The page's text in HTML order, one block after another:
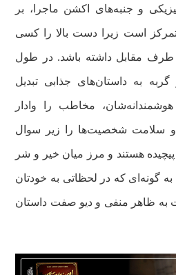
و جنبه‌های اکشن ماجرا، بر
است زیرا دست بالا را کسی
طرف مقابل داشته باشد. در طول
به داستان‌های جذابی تبدیل
مخاطب را وادار
سلامت شخصیت‌ها را زیر سوال
پیچیده هستند و مرز میان خیر و شر
گونه‌ای که در لحظاتی به خودتان
به ظاهر منفی و دیو صفت داستان